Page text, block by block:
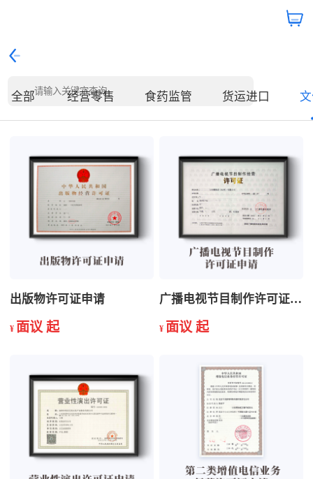
全部 经营零售 食药监管 货运进口
出版物许可证申请
¥ 面议 起
广播电视节目制作许可证申请
¥ 面议 起